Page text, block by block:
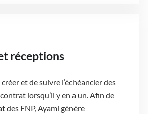
réceptions
et de suivre l’échéancier des
lorsqu’il y en a un. Afin de
des FNP, Ayami génère